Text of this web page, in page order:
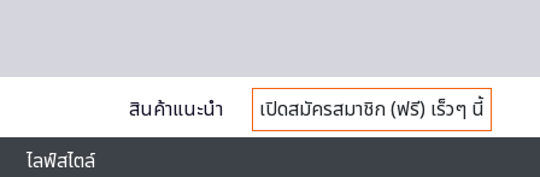
สินค้าแนะนำ
เปิดสมัครสมาชิก (ฟรี) เร็วๆ นี้
ไลฟ์สไตล์